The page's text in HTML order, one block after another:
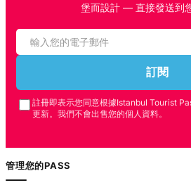
堡而設計 — 直接發送到
訂閱
註冊即表示您同意根據Istanbul Tourist
更新。我們不會出售您的個人資料。
管理您的PASS